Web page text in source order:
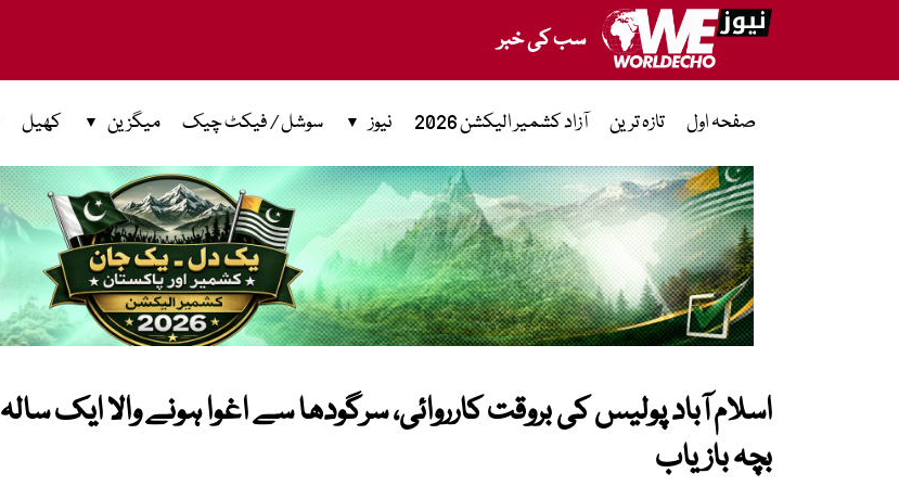
سب کی خبر
صفحہ اول تازہ ترین آزاد کشمیر الیکشن 2026 نیوز سوشل / فیکٹ چیک میگزین کھیل
اسلام آباد پولیس کی بروقت کارروائی، سرگودھا سے اغوا ہونے والا ایک سالہ
بچہ بازیاب